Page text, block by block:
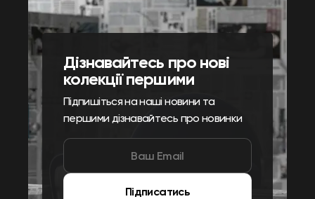
Дізнавайтесь про нові
колекції першими
Підпишіться на наші новини та
першими дізнавайтесь про новинки
Підписатись